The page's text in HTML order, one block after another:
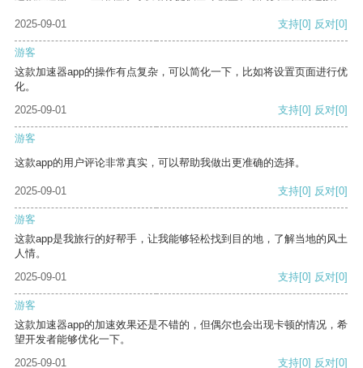
2025-09-01 支持[0] 反对[0]
游客
这款加速器app的操作有点复杂，可以简化一下，比如将设置页面进行优
化。
2025-09-01
支持[0] 反对[0]
游客
这款app的用户评论非常真实，可以帮助我做出更准确的选择。
2025-09-01 支持[0] 反对[0]
游客
这款app是我旅行的好帮手，让我能够轻松找到目的地，了解当地的风土
人情。
2025-09-01
支持[0] 反对[0]
游客
这款加速器app的加速效果还是不错的，但偶尔也会出现卡顿的情况，希
望开发者能够优化一下。
2025-09-01
支持[0] 反对[0]